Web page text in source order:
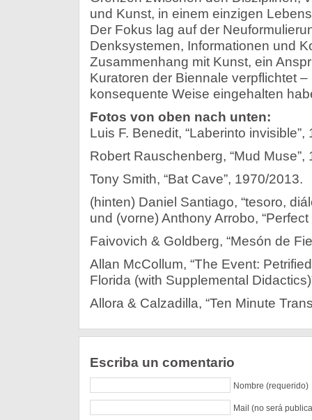
und Kunst, in einem einzigen
Der Fokus lag auf der
Denksystemen, Informationen und
Zusammenhang mit Kunst, ein
Kuratoren der Biennale verpflichtet
konsequente Weise eingehalten
Fotos von oben nach unten:
Luis F. Benedit, “Laberinto invisible”,
Robert Rauschenberg, “Mud Muse”,
Tony Smith, “Bat Cave”, 1970/2013.
(hinten) Daniel Santiago, “tesoro,
und (vorne) Anthony Arrobo, “Perfect
Faivovich & Goldberg, “Mesón de
Allan McCollum, “The Event:
Florida (with Supplemental
Allora & Calzadilla, “Ten Minute
Escriba un comentario
Nombre (requerido)
Mail (no será